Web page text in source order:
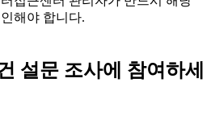
해야 합니다.
설문 조사에 참여하세